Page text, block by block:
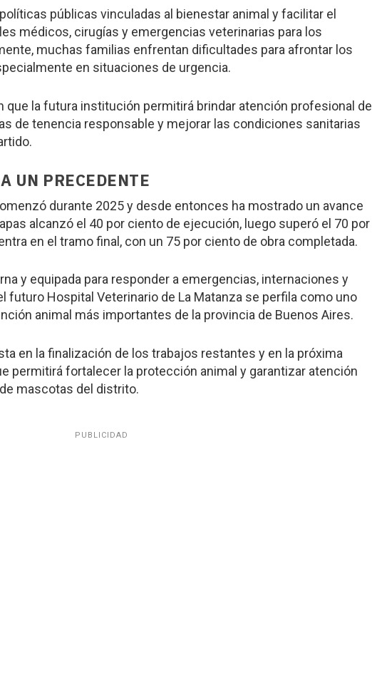
públicas vinculadas al bienestar animal y facilitar el
médicos, cirugías y emergencias veterinarias para los
muchas familias enfrentan dificultades para afrontar los
en situaciones de urgencia.
que la futura institución permitirá brindar atención profesional de
de tenencia responsable y mejorar las condiciones sanitarias
UN PRECEDENTE
durante 2025 y desde entonces ha mostrado un avance
alcanzó el 40 por ciento de ejecución, luego superó el 70 por
en el tramo final, con un 75 por ciento de obra completada.
y equipada para responder a emergencias, internaciones y
futuro Hospital Veterinario de La Matanza se perfila como uno
animal más importantes de la provincia de Buenos Aires.
en la finalización de los trabajos restantes y en la próxima
permitirá fortalecer la protección animal y garantizar atención
mascotas del distrito.
PUBLICIDAD